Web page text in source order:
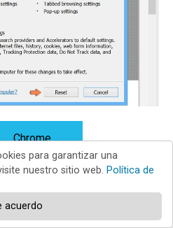
Chrome
Safari
para garantizar una
nuestro sitio web. Política de
acuerdo